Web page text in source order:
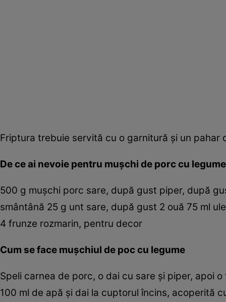
Friptura trebuie servită cu o garnitură şi un pahar
De ce ai nevoie pentru muşchi de porc cu legume
500 g muşchi porc sare, după gust piper, după
smântână 25 g unt sare, după gust 2 ouă 75 ml
4 frunze rozmarin, pentru decor
Cum se face muşchiul de poc cu legume
Speli carnea de porc, o dai cu sare şi piper, apoi
100 ml de apă şi dai la cuptorul încins, acoperită